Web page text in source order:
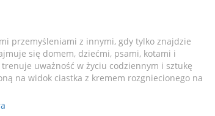
przemyśleniami z innymi, gdy tylko znajdzie
się domem, dziećmi, psami, kotami i
uważność w życiu codziennym i sztukę
na widok ciastka z kremem rozgniecionego na